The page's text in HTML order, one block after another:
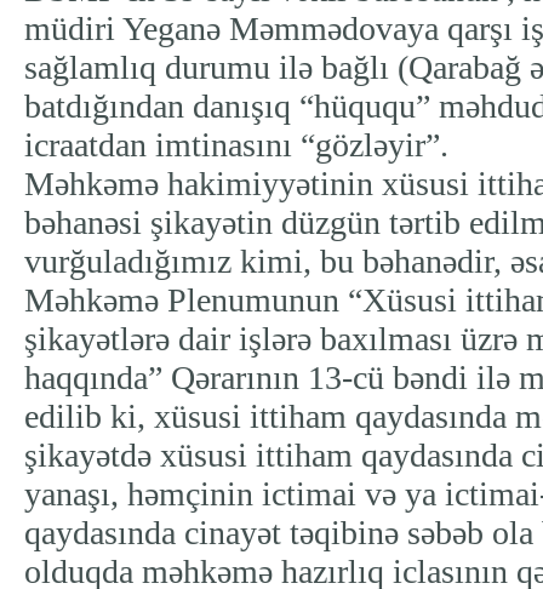
müdiri Yeganə Məmmədovaya qarşı
sağlamlıq durumu ilə bağlı (Qarabağ
batdığından danışıq “hüququ”
icraatdan imtinasını “gözləyir”.
Məhkəmə hakimiyyətinin xüsusi
bəhanəsi şikayətin düzgün tərtib
vurğuladığımız kimi, bu bəhanədir,
Məhkəmə Plenumunun “Xüsusi
şikayətlərə dair işlərə baxılması üzrə
haqqında” Qərarının 13-cü bəndi ilə
edilib ki, xüsusi ittiham qaydasında
şikayətdə xüsusi ittiham qaydasında
yanaşı, həmçinin ictimai və ya
qaydasında cinayət təqibinə səbəb
olduqda məhkəmə hazırlıq iclasının